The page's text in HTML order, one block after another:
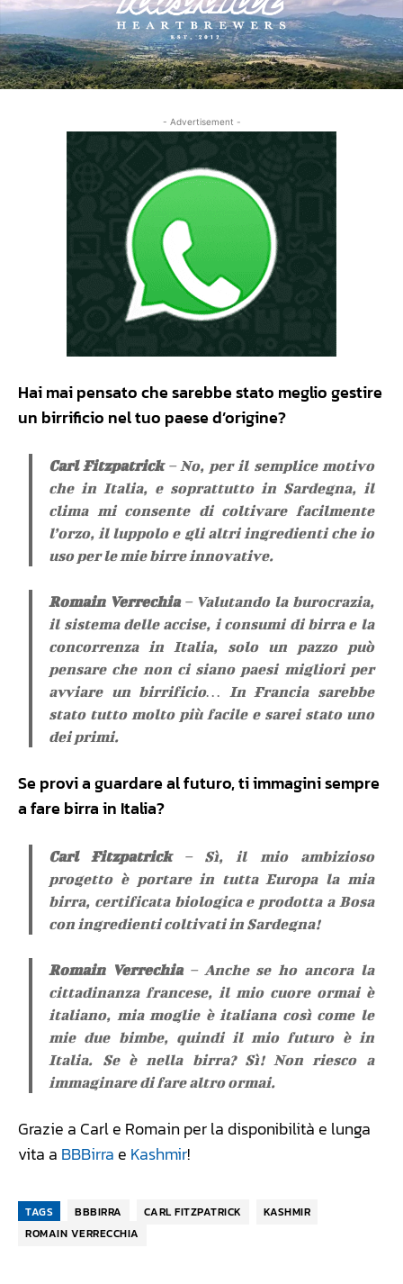
- Advertisement -
Hai mai pensato che sarebbe stato meglio gestire
un birrificio nel tuo paese d’origine?
Carl Fitzpatrick– No, per il semplice motivo
che in Italia, e soprattutto in Sardegna, il
clima mi consente di coltivare facilmente
l’orzo, il luppolo e gli altri ingredienti che io
uso per le mie birre innovative.
Romain Verrechia– Valutando la burocrazia,
il sistema delle accise, i consumi di birra e la
concorrenza in Italia, solo un pazzo può
pensare che non ci siano paesi migliori per
avviare un birrificio… In Francia sarebbe
stato tutto molto più facile e sarei stato uno
dei primi.
Se provi a guardare al futuro, ti immagini sempre
a fare birra in Italia?
Carl Fitzpatrick– Sì, il mio ambizioso
progetto è portare in tutta Europa la mia
birra, certificata biologica e prodotta a Bosa
con ingredienti coltivati in Sardegna!
Romain Verrechia– Anche se ho ancora la
cittadinanza francese, il mio cuore ormai è
italiano, mia moglie è italiana così come le
mie due bimbe, quindi il mio futuro è in
Italia. Se è nella birra? Sì! Non riesco a
immaginare di fare altro ormai.
Grazie a Carl e Romain per la disponibilità e lunga
vita a BBBirra e Kashmir!
TAGS BBBIRRA CARL FITZPATRICK
KASHMIR
ROMAIN VERRECCHIA